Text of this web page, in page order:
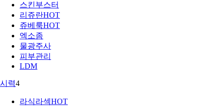
스킨부스터
리쥬란HOT
쥬베룩HOT
엑소좀
물광주사
피부관리
LDM
시력4
라식라섹HOT